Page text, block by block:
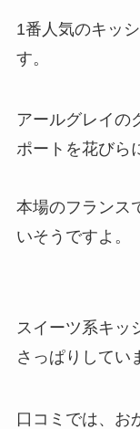
1番人気のキッ
す。
アールグレイの
ポートを花びら
本場のフランス
いそうですよ。
スイーツ系キッ
さっぱりしてい
口コミでは、お